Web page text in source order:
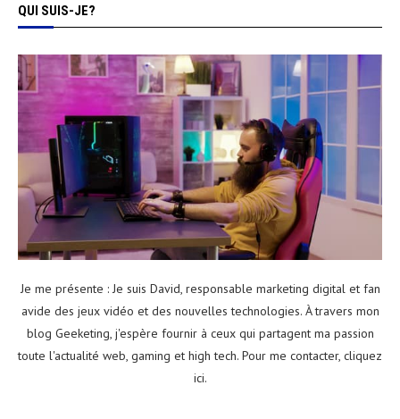
QUI SUIS-JE?
Je me présente : Je suis David, responsable marketing digital et fan
avide des jeux vidéo et des nouvelles technologies. À travers mon
blog Geeketing, j'espère fournir à ceux qui partagent ma passion
toute l'actualité web, gaming et high tech. Pour me contacter, cliquez
ici.